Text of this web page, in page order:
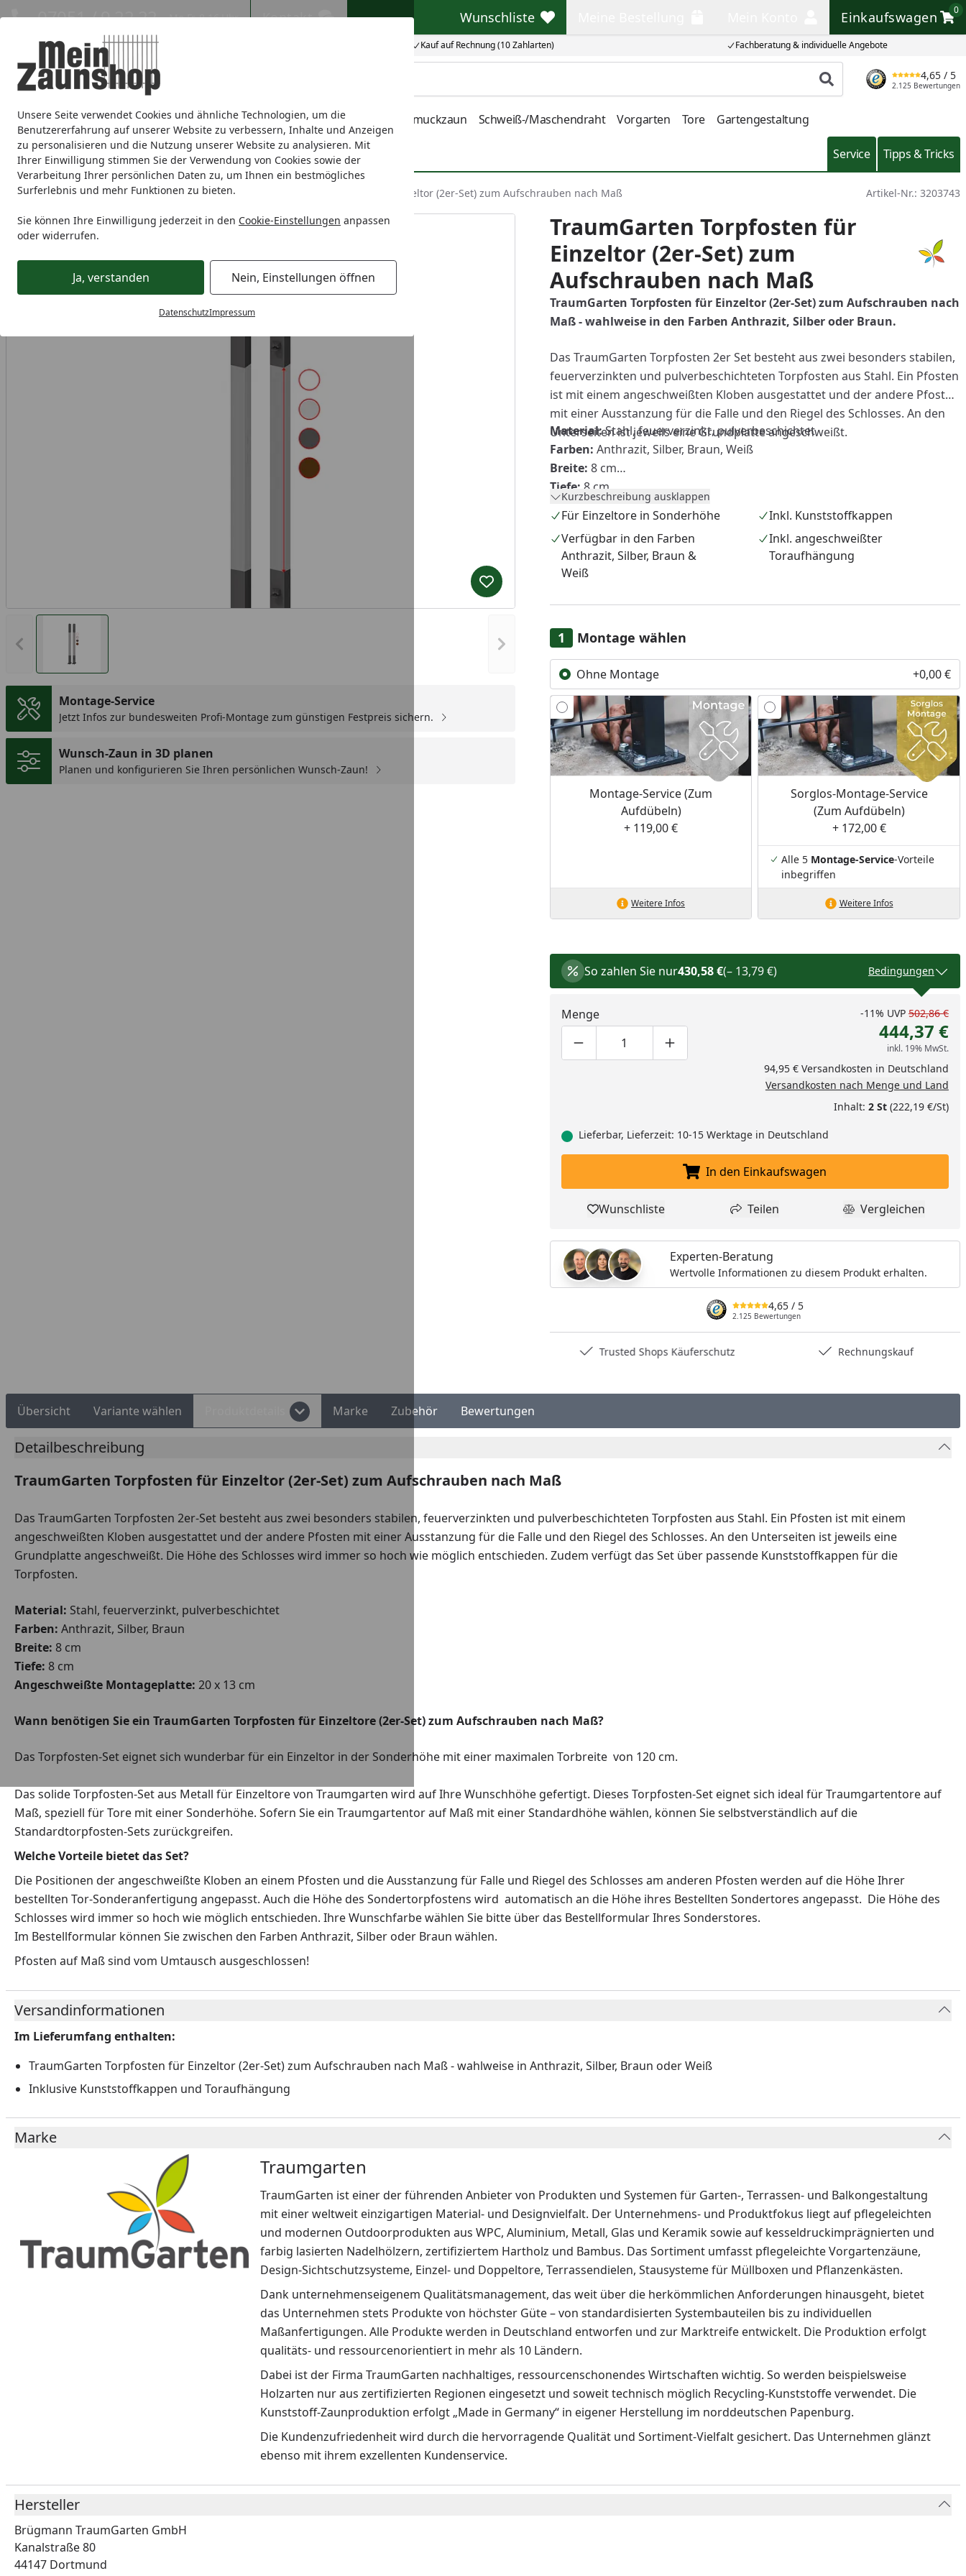
Unsere Seite verwendet Cookies und ähnliche Technologien, um die
Benutzererfahrung auf unserer Website zu verbessern, Inhalte und Anzeigen
zu personalisieren und die Nutzung unserer Website zu analysieren. Mit
Ihrer Einwilligung stimmen Sie der Verwendung von Cookies sowie der
Verarbeitung Ihrer persönlichen Daten zu, um Ihnen ein bestmögliches
Surferlebnis und mehr Funktionen zu bieten.
Sie können Ihre Einwilligung jederzeit in den Cookie-Einstellungen anpassen
oder widerrufen.
Ja, verstanden Nein, Einstellungen öffnen
DatenschutzImpressum
Eigene Montage-Teams Kauf auf Rechnung (10 Zahlarten) Fachberatung & individuelle Angebote
07051 / 9 22 22 Mo-Fr. 8-16 Uhr Kontakt Wunschliste
Wunschliste Einkaufswagen
0
Einkaufswagen
Produkt suchen
4,65 / 5
2.125 Bewertungen
Sichtschutz Doppelstabmatte Zaunsets Gabionen Einstabmatten Schmuckzaun Schweiß-/Maschendraht Vorgarten Tore Gartengestaltung
Zaunmarken Service Tipps & Tricks
Tore Einzeltore Traumgarten Einzeltore TraumGarten Torpfosten für Einzeltor (2er-Set) zum Aufschrauben nach Maß Artikel-Nr.: 3203743
Vorheriges Bild anzeigen Nächstes Bild anzeigen
Produkt zur Wunschliste hinzufügen
Montage-Service
Jetzt Infos zur bundesweiten Profi-Montage zum günstigen Festpreis sichern.
Wunsch-Zaun in 3D planen
Planen und konfigurieren Sie Ihren persönlichen Wunsch-Zaun!
TraumGarten Torpfosten für
Einzeltor (2er-Set) zum
Aufschrauben nach Maß
TraumGarten Torpfosten für Einzeltor (2er-Set) zum Aufschrauben nach
Maß - wahlweise in den Farben Anthrazit, Silber oder Braun.
Das TraumGarten Torpfosten 2er Set besteht aus zwei besonders stabilen,
feuerverzinkten und pulverbeschichteten Torpfosten aus Stahl. Ein Pfosten
ist mit einem angeschweißten Kloben ausgestattet und der andere Pfosten
mit einer Ausstanzung für die Falle und den Riegel des Schlosses. An den
Unterseiten ist jeweils eine Grundplatte angeschweißt.
Material:Stahl, feuerverzinkt, pulverbeschichtet
Farben: Anthrazit, Silber, Braun, Weiß
Breite: 8 cm
Tiefe: 8 cm
Angeschweißte Montageplatte:
Torpfosten auf Maß sind vom Umtausch ausgeschlossen.
Kurzbeschreibung ausklappen
Für Einzeltore in Sonderhöhe
Inkl. Kunststoffkappen
Verfügbar in den Farben
Anthrazit, Silber, Braun &
Weiß
Inkl. angeschweißter
Toraufhängung
Montage wählen
Ohne Montage +0,00 €
Montage-Service (Zum
Aufdübeln)
+ 119,00 €
Weitere Infos
Sorglos-Montage-Service
(Zum Aufdübeln)
+ 172,00 €
Alle 5 Montage-Service-Vorteile
inbegriffen
Weitere Infos
So zahlen Sie nur430,58 €(– 13,79 €) Bedingungen
Menge
Produktmenge um eins verringern
Produktmenge manuell eingeben
Produktmenge um eins erhöhen
-11% UVP 502,86 €
444,37 €
inkl. 19% MwSt.
94,95 € Versandkosten in Deutschland
Versandkosten nach Menge und Land
Inhalt: 2 St(222,19 €/St)
Lieferbar, Lieferzeit: 10-15 Werktage in Deutschland
In den Einkaufswagen legen
In den Einkaufswagen
Produkt zur Wunschliste hinzufügen
Wunschliste Teilen
Teilen Produkt
Vergleichen
Experten-Beratung
Wertvolle Informationen zu diesem Produkt erhalten.
4,65 / 5
2.125 Bewertungen
Trusted Shops Käuferschutz Rechnungskauf
Übersicht Variante wählen Marke Zubehör Bewertungen
Detailbeschreibung
TraumGarten Torpfosten für Einzeltor (2er-Set) zum Aufschrauben nach Maß
Das TraumGarten Torpfosten 2er-Set besteht aus zwei besonders stabilen, feuerverzinkten und pulverbeschichteten Torpfosten aus Stahl. Ein Pfosten ist mit einem
angeschweißten Kloben ausgestattet und der andere Pfosten mit einer Ausstanzung für die Falle und den Riegel des Schlosses. An den Unterseiten ist jeweils eine
Grundplatte angeschweißt. Die Höhe des Schlosses wird immer so hoch wie möglich entschieden. Zudem verfügt das Set über passende Kunststoffkappen für die
Torpfosten.
Material: Stahl, feuerverzinkt, pulverbeschichtet
Farben: Anthrazit, Silber, Braun
Breite: 8 cm
Tiefe: 8 cm
Angeschweißte Montageplatte: 20 x 13 cm
Wann benötigen Sie ein TraumGarten Torpfosten für Einzeltore (2er-Set) zum Aufschrauben nach Maß?
Das Torpfosten-Set eignet sich wunderbar für ein Einzeltor in der Sonderhöhe mit einer maximalen Torbreite von 120 cm.
Das solide Torpfosten-Set aus Metall für Einzeltore von Traumgarten wird auf Ihre Wunschhöhe gefertigt. Dieses Torpfosten-Set eignet sich ideal für Traumgartentore auf
Maß, speziell für Tore mit einer Sonderhöhe. Sofern Sie ein Traumgartentor auf Maß mit einer Standardhöhe wählen, können Sie selbstverständlich auf die
Standardtorpfosten-Sets zurückgreifen.
Welche Vorteile bietet das Set?
Die Positionen der angeschweißte Kloben an einem Pfosten und die Ausstanzung für Falle und Riegel des Schlosses am anderen Pfosten werden auf die Höhe Ihrer
bestellten Tor-Sonderanfertigung angepasst. Auch die Höhe des Sondertorpfostens wird automatisch an die Höhe ihres Bestellten Sondertores angepasst. Die Höhe des
Schlosses wird immer so hoch wie möglich entschieden. Ihre Wunschfarbe wählen Sie bitte über das Bestellformular Ihres Sonderstores.
Im Bestellformular können Sie zwischen den Farben Anthrazit, Silber oder Braun wählen.
Pfosten auf Maß sind vom Umtausch ausgeschlossen!
Versandinformationen
Im Lieferumfang enthalten:
TraumGarten Torpfosten für Einzeltor (2er-Set) zum Aufschrauben nach Maß - wahlweise in Anthrazit, Silber, Braun oder Weiß
Inklusive Kunststoffkappen und Toraufhängung
Marke
Traumgarten
TraumGarten ist einer der führenden Anbieter von Produkten und Systemen für Garten-, Terrassen- und Balkongestaltung
mit einer weltweit einzigartigen Material- und Designvielfalt. Der Unternehmens- und Produktfokus liegt auf pflegeleichten
und modernen Outdoorprodukten aus WPC, Aluminium, Metall, Glas und Keramik sowie auf kesseldruckimprägnierten und
farbig lasierten Nadelhölzern, zertifiziertem Hartholz und Bambus. Das Sortiment umfasst pflegeleichte Vorgartenzäune,
Design-Sichtschutzsysteme, Einzel- und Doppeltore, Terrassendielen, Stausysteme für Müllboxen und Pflanzenkästen.
Dank unternehmenseigenem Qualitätsmanagement, das weit über die herkömmlichen Anforderungen hinausgeht, bietet
das Unternehmen stets Produkte von höchster Güte – von standardisierten Systembauteilen bis zu individuellen
Maßanfertigungen. Alle Produkte werden in Deutschland entworfen und zur Marktreife entwickelt. Die Produktion erfolgt
qualitäts- und ressourcenorientiert in mehr als 10 Ländern.
Dabei ist der Firma TraumGarten nachhaltiges, ressourcenschonendes Wirtschaften wichtig. So werden beispielsweise
Holzarten nur aus zertifizierten Regionen eingesetzt und soweit technisch möglich Recycling-Kunststoffe verwendet. Die
Kunststoff-Zaunproduktion erfolgt „Made in Germany“ in eigener Herstellung im norddeutschen Papenburg.
Die Kundenzufriedenheit wird durch die hervorragende Qualität und Sortiment-Vielfalt gesichert. Das Unternehmen glänzt
ebenso mit ihrem exzellenten Kundenservice.
Hersteller
Brügmann TraumGarten GmbH
Kanalstraße 80
44147 Dortmund